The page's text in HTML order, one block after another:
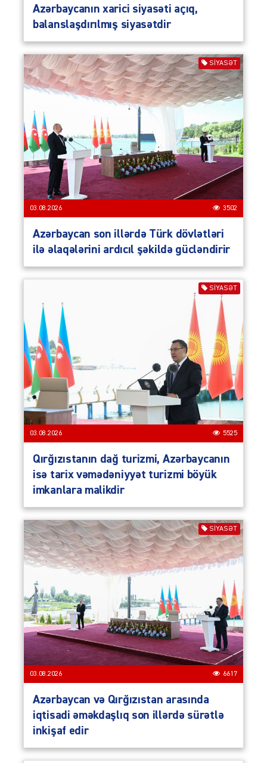
Azərbaycanın xarici siyasəti açıq,
balanslaşdırılmış siyasətdir
SIYASƏT
03.08.2026 3502
Azərbaycan son illərdə Türk dövlətləri
ilə əlaqələrini ardıcıl şəkildə gücləndirir
SIYASƏT
03.08.2026 5525
Qırğızıstanın dağ turizmi, Azərbaycanın
isə tarix vəmədəniyyət turizmi böyük
imkanlara malikdir
SIYASƏT
03.08.2026 6617
Azərbaycan və Qırğızıstan arasında
iqtisadi əməkdaşlıq son illərdə sürətlə
inkişaf edir